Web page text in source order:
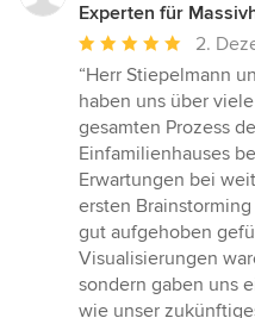
Experten für
Durchschnittliche
Bewertung:
5
von
5
Sternen
2.
“Herr Stiepelmann
haben uns über
gesamten Prozess
Einfamilienhauses
Erwartungen bei
ersten
gut aufgehoben
Visualisierungen
sondern gaben uns
wie unser